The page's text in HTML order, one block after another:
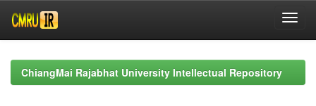
navigationChiangMai Rajabhat University Intellectual Repository